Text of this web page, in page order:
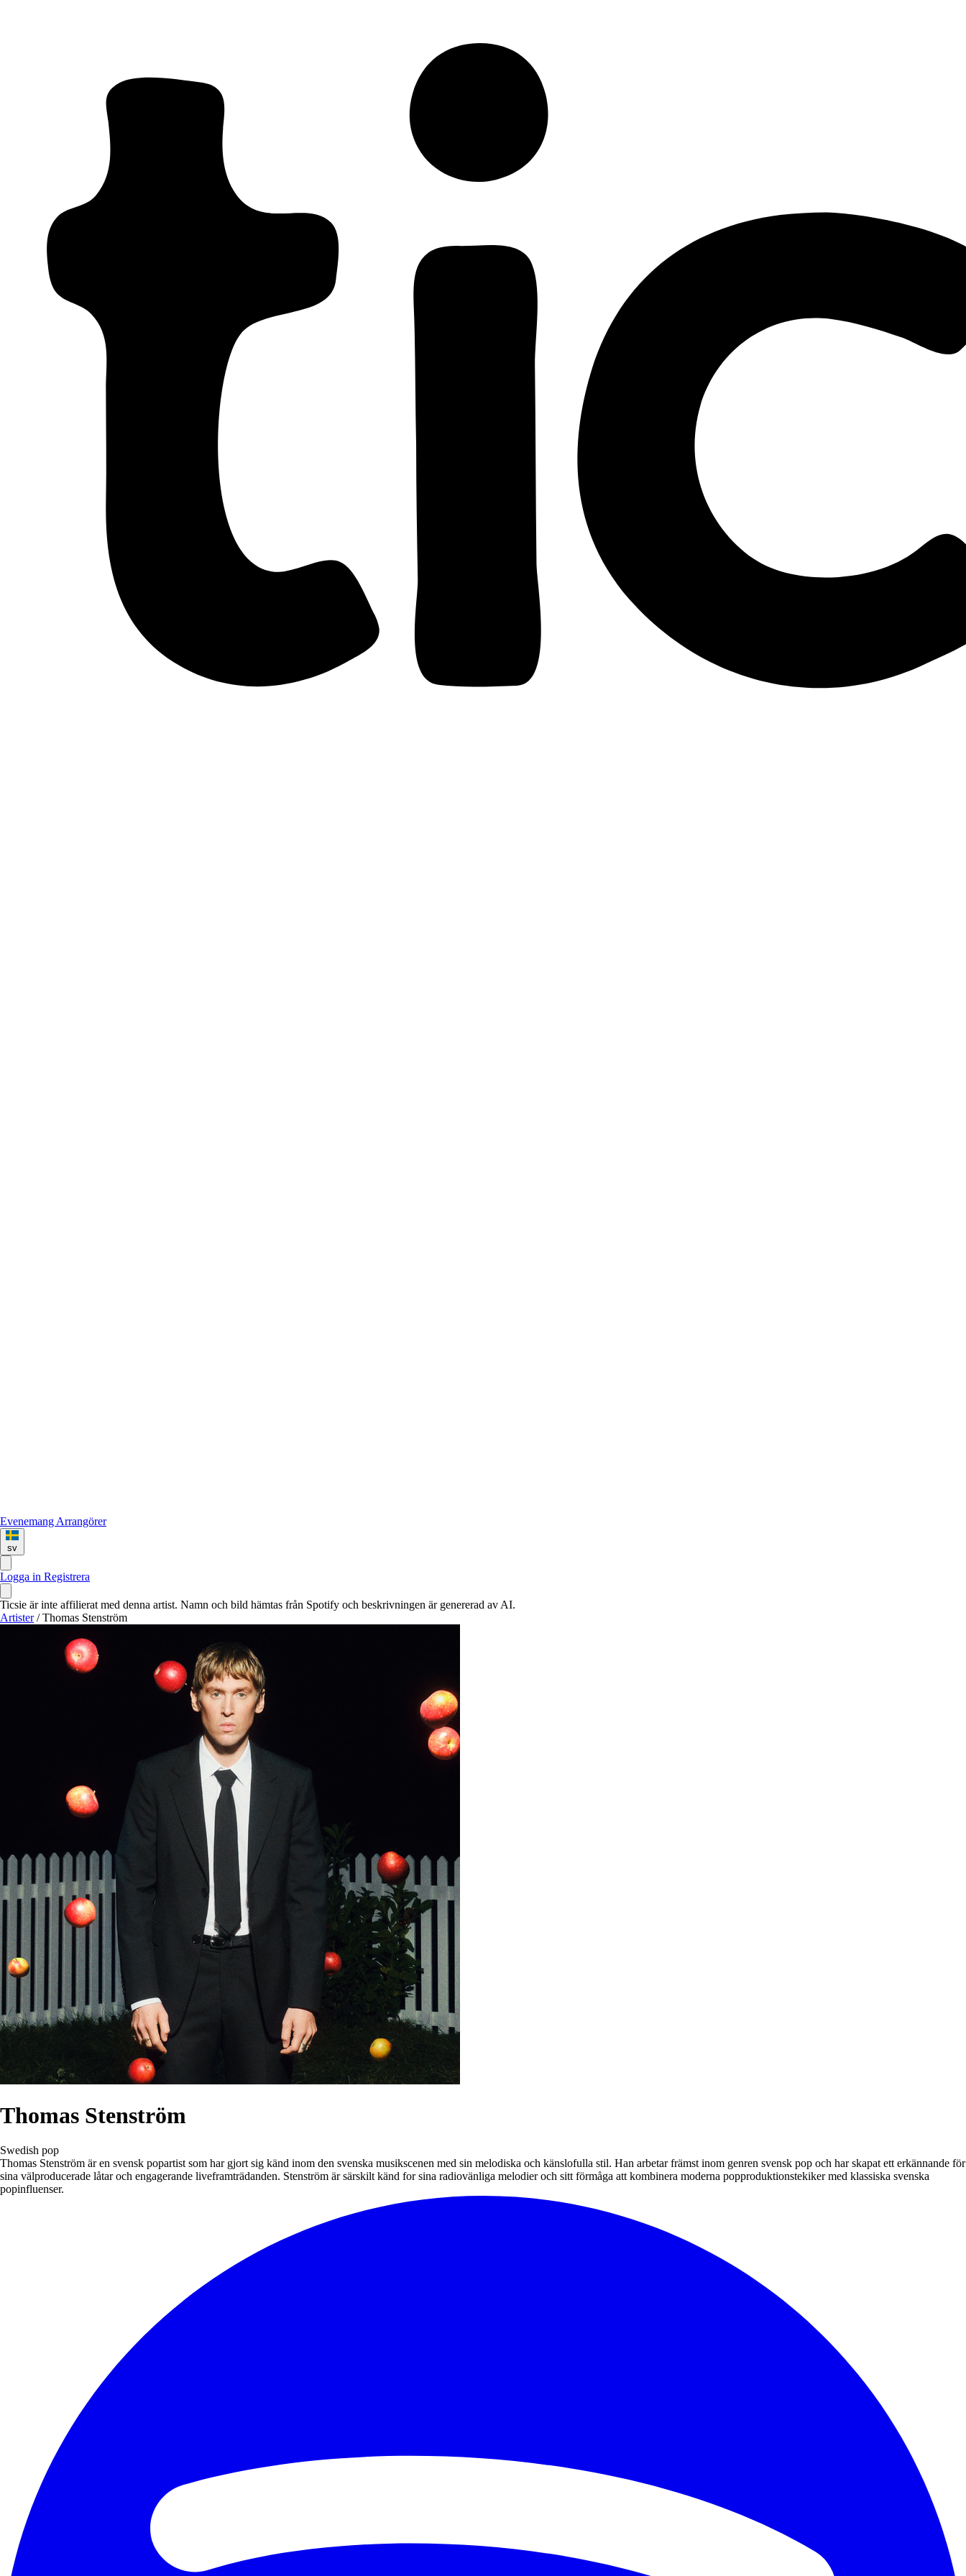
Evenemang Arrangörer
sv
Logga in Registrera
Ticsie är inte affilierat med denna artist. Namn och bild hämtas från Spotify och beskrivningen är genererad av AI.
Artister / Thomas Stenström
Thomas Stenström
Swedish pop
Thomas Stenström är en svensk popartist som har gjort sig känd inom den svenska musikscenen med sin melodiska och känslofulla stil. Han arbetar främst inom genren svensk pop och har skapat ett erkännande för
sina välproducerade låtar och engagerande liveframträdanden. Stenström är särskilt känd for sina radiovänliga melodier och sitt förmåga att kombinera moderna popproduktionstekiker med klassiska svenska
popinfluenser.